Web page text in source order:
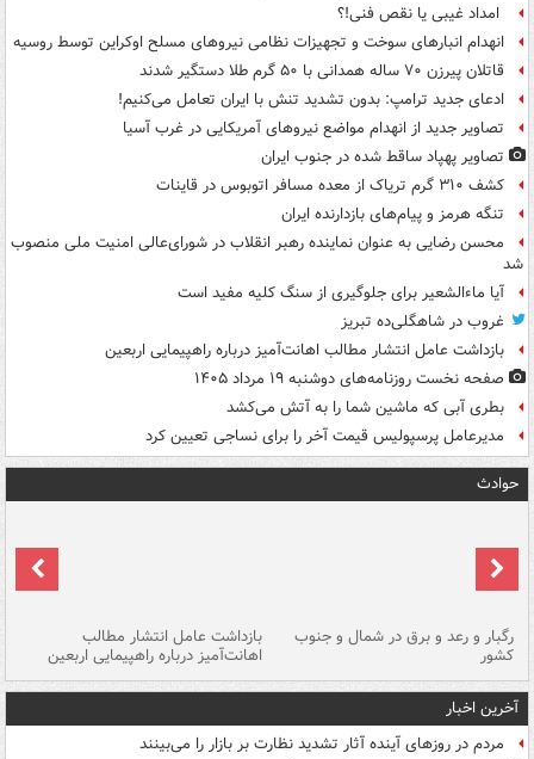
امداد غیبی یا نقص فنی!؟
انهدام انبارهای سوخت و تجهیزات نظامی نیروهای مسلح اوکراین توسط روسیه
قاتلان پیرزن ۷۰ ساله همدانی با ۵۰ گرم طلا دستگیر شدند
ادعای جدید ترامپ: بدون تشدید تنش با ایران تعامل می‌کنیم!
تصاویر جدید از انهدام مواضع نیروهای آمریکایی در غرب آسیا
تصاویر پهپاد ساقط شده در جنوب ایران
کشف ۳۱۰ گرم تریاک از معده مسافر اتوبوس در قاینات
تنگه هرمز و پیام‌های بازدارنده ایران
محسن رضایی به عنوان نماینده رهبر انقلاب در شورای‌عالی امنیت ملی منصوب
شد
آیا ماءالشعیر برای جلوگیری از سنگ کلیه مفید است
غروب در شاهگلی‌ده تبریز
بازداشت عامل انتشار مطالب اهانت‌آمیز درباره راهپیمایی اربعین
صفحه نخست روزنامه‌های دوشنبه ۱۹ مرداد ۱۴۰۵
بطری آبی که ماشین شما را به آتش می‌کشد
مدیرعامل پرسپولیس قیمت آخر را برای نساجی تعیین کرد
حوادث
رگبار و رعد و برق در شمال و جنوب
کشور
بازداشت عامل انتشار مطالب
اهانت‌آمیز درباره راهپیمایی اربعین
آخرین اخبار
مردم در روزهای آینده آثار تشدید نظارت بر بازار را می‌بینند